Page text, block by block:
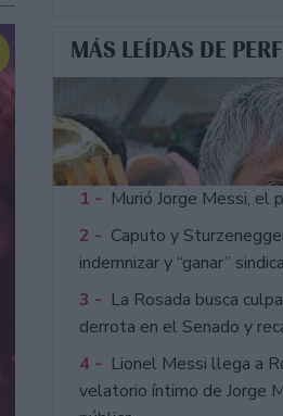
MÁS LEÍDAS DE
1 - Murió Jorge Messi, el
2 - Caputo y
indemnizar y “ganar”
3 - La Rosada busca
derrota en el Senado y
4 - Lionel Messi llega a
velatorio íntimo de Jorge